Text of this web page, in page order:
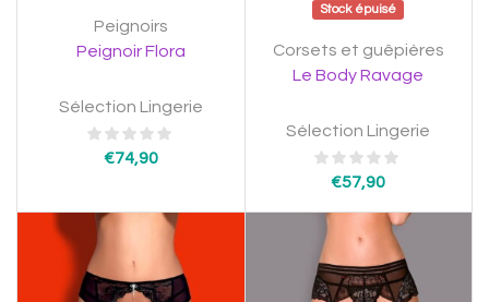
Peignoirs
Peignoir Flora
Sélection Lingerie
€74,90
Stock épuisé
Corsets et guêpières
Le Body Ravage
Sélection Lingerie
€57,90